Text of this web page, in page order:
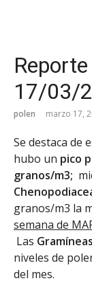
17/03/
polen marzo 17,
Se destaca de
hubo un pico
granos/m3;
granos/m3 la
semana de
Las Gramíneas
niveles de
del mes.